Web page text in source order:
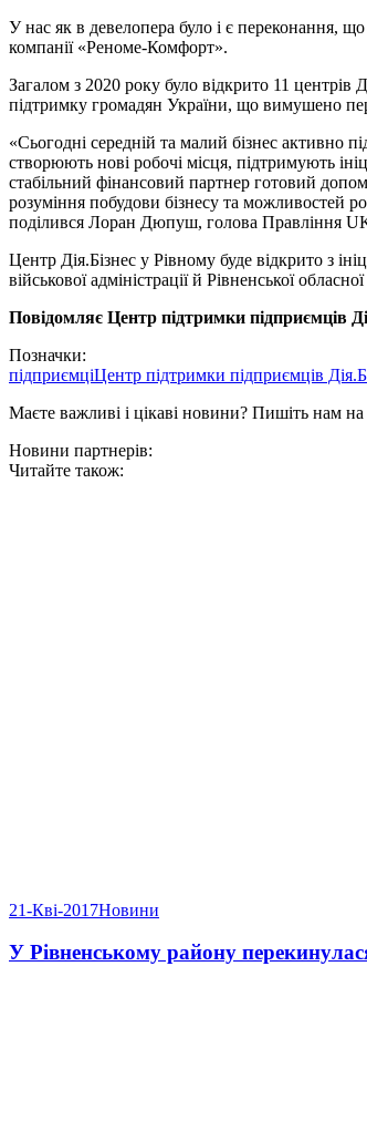
У нас як в девелопера було і є переконання,
компанії «Реноме-Комфорт».
Загалом з 2020 року було відкрито 11 центрів
підтримку громадян України, що вимушено
«Сьогодні середній та малий бізнес активно
створюють нові робочі місця, підтримують
стабільний фінансовий партнер готовий
розуміння побудови бізнесу та можливостей
поділився Лоран Дюпуш, голова Правління
Центр Дія.Бізнес у Рівному буде відкрито з
військової адміністрації й Рівненської
Повідомляє Центр підтримки підприємців
Позначки:
підприємціЦентр підтримки підприємців
Маєте важливі і цікаві новини? Пишіть нам
Новини партнерів:
Читайте також:
21-Кві-2017Новини
У Рівненському району